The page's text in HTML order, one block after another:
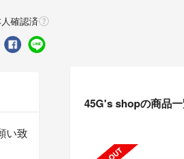
確認済
45G's shopの商品
い致